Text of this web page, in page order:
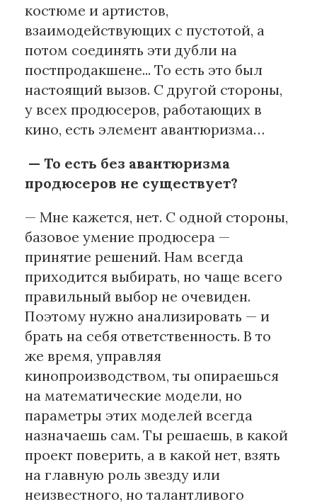
костюме и артистов,
взаимодействующих с пустотой, а
потом соединять эти дубли на
постпродакшене... То есть это был
настоящий вызов. С другой стороны,
у всех продюсеров, работающих в
кино, есть элемент авантюризма…
— То есть без авантюризма
продюсеров не существует?
— Мне кажется, нет. С одной стороны,
базовое умение продюсера —
принятие решений. Нам всегда
приходится выбирать, но чаще всего
правильный выбор не очевиден.
Поэтому нужно анализировать — и
брать на себя ответственность. В то
же время, управляя
кинопроизводством, ты опираешься
на математические модели, но
параметры этих моделей всегда
назначаешь сам. Ты решаешь, в какой
проект поверить, а в какой нет, взять
на главную роль звезду или
неизвестного, но талантливого